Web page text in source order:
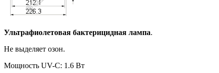
Ультрафиолетовая бактерицидная лампа.
Не выделяет озон.
Мощность UV-C: 1.6 Вт